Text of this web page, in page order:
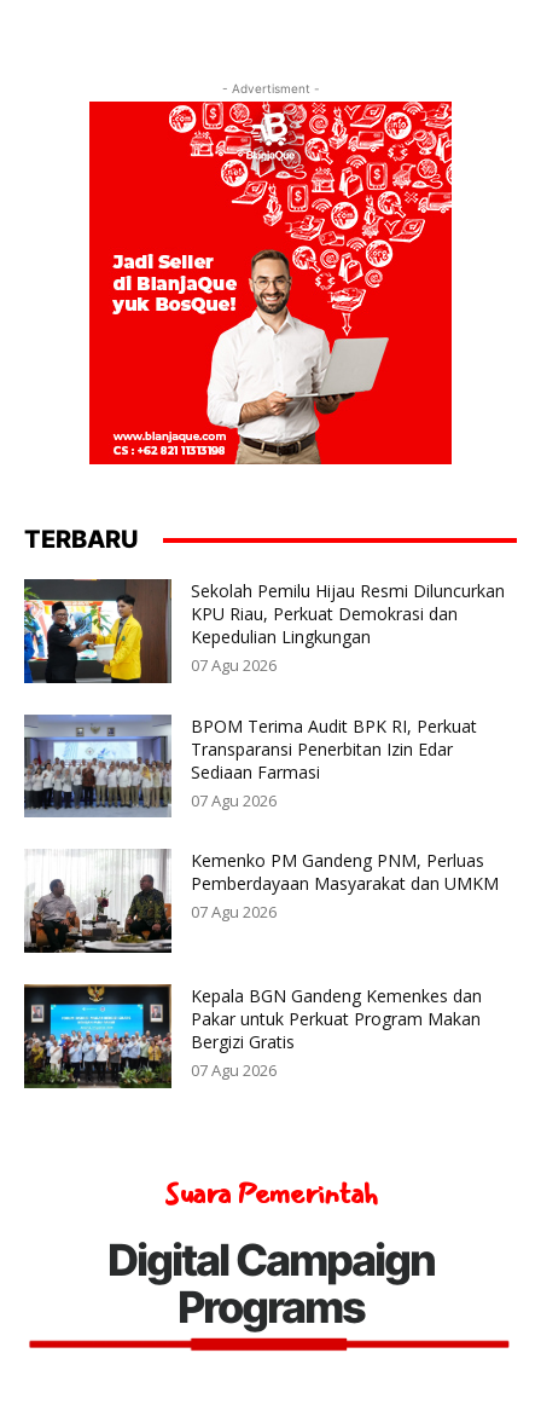
- Advertisment -
TERBARU
Sekolah Pemilu Hijau Resmi Diluncurkan
KPU Riau, Perkuat Demokrasi dan
Kepedulian Lingkungan
07 Agu 2026
BPOM Terima Audit BPK RI, Perkuat
Transparansi Penerbitan Izin Edar
Sediaan Farmasi
07 Agu 2026
Kemenko PM Gandeng PNM, Perluas
Pemberdayaan Masyarakat dan UMKM
07 Agu 2026
Kepala BGN Gandeng Kemenkes dan
Pakar untuk Perkuat Program Makan
Bergizi Gratis
07 Agu 2026
Suara Pemerintah
Digital Campaign
Programs